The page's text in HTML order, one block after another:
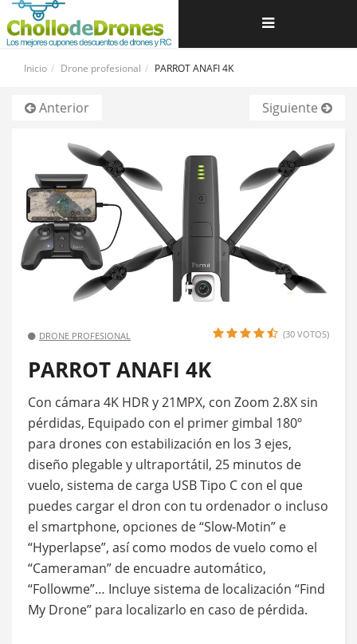
Navegación
Inicio Drone profesional PARROT ANAFI 4K
Anterior Siguiente
DRONE PROFESIONAL (30 VOTOS)
PARROT ANAFI 4K
Con cámara 4K HDR y 21MPX, con Zoom 2.8X sin
pérdidas, Equipado con el primer gimbal 180º
para drones con estabilización en los 3 ejes,
diseño plegable y ultraportátil, 25 minutos de
vuelo, sistema de carga USB Tipo C con el que
puedes cargar el dron con tu ordenador o incluso
el smartphone, opciones de “Slow-Motin” e
“Hyperlapse”, así como modos de vuelo como el
“Cameraman” de encuadre automático,
“Followme”… Incluye sistema de localización “Find
My Drone” para localizarlo en caso de pérdida.